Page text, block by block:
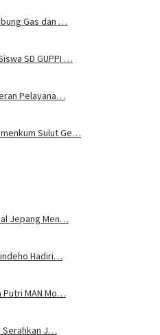
Gas dan …
SD GUPPI …
Pelayana…
Sulut Ge…
Jepang Men…
Hadiri…
Putri MAN Mo…
Serahkan J…